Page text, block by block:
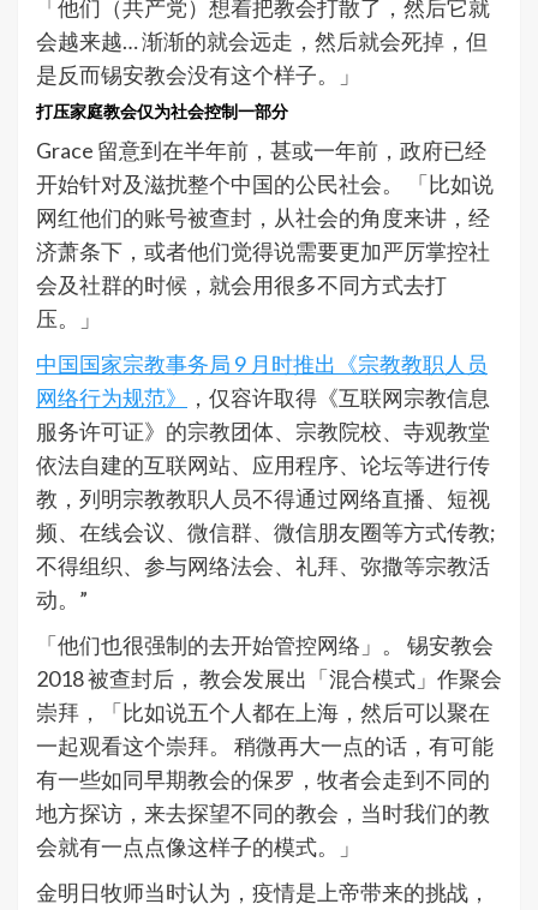
「他们（共产党）想着把教会打散了，然后它就
会越来越… 渐渐的就会远走，然后就会死掉，但
是反而锡安教会没有这个样子。」
打压家庭教会仅为社会控制一部分
Grace 留意到在半年前，甚或一年前，政府已经
开始针对及滋扰整个中国的公民社会。 「比如说
网红他们的账号被查封，从社会的角度来讲，经
济萧条下，或者他们觉得说需要更加严厉掌控社
会及社群的时候，就会用很多不同方式去打
压。」
中国国家宗教事务局 9 月时推出《宗教教职人员
网络行为规范》
，仅容许取得《互联网宗教信息
服务许可证》的宗教团体、宗教院校、寺观教堂
依法自建的互联网站、应用程序、论坛等进行传
教，列明宗教教职人员不得通过网络直播、短视
频、在线会议、微信群、微信朋友圈等方式传教;
不得组织、参与网络法会、礼拜、弥撒等宗教活
动。”
「他们也很强制的去开始管控网络」。 锡安教会
2018 被查封后， 教会发展出「混合模式」作聚会
崇拜，「比如说五个人都在上海，然后可以聚在
一起观看这个崇拜。 稍微再大一点的话，有可能
有一些如同早期教会的保罗，牧者会走到不同的
地方探访，来去探望不同的教会，当时我们的教
会就有一点点像这样子的模式。」
金明日牧师当时认为，疫情是上帝带来的挑战，